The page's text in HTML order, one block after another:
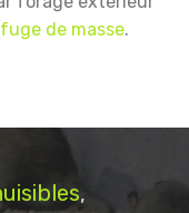
de masse.
,